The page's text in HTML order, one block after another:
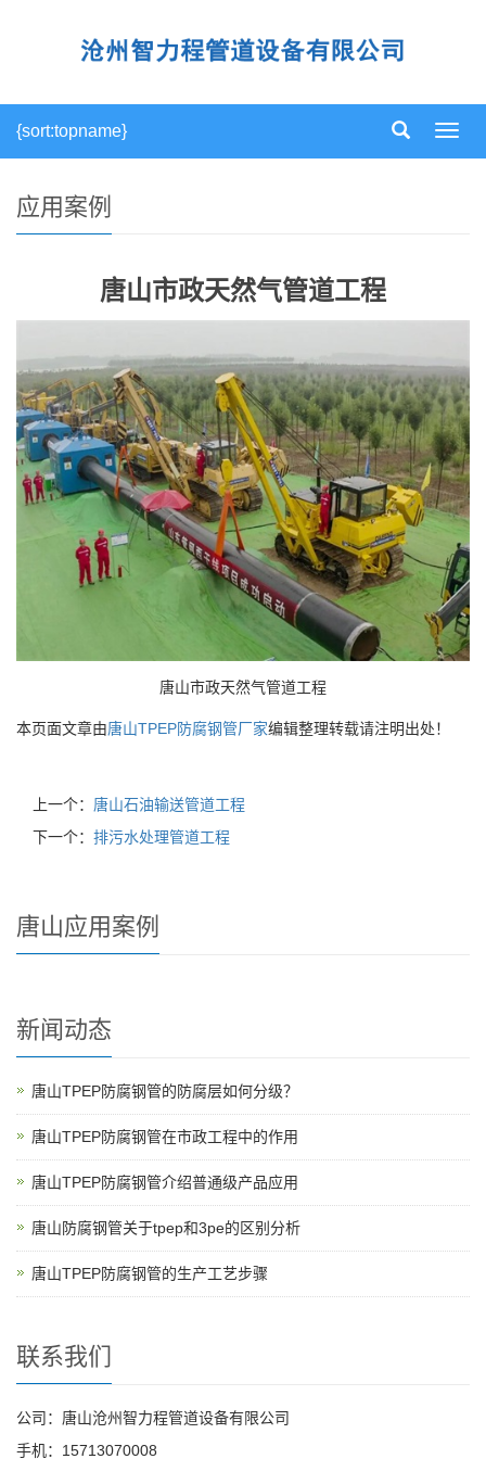
导
{sort:topname}
应用案例
唐山市政天然气管道工程
唐山市政天然气管道工程
本页面文章由唐山TPEP防腐钢管厂家编辑整理转载请注明出处！
上一个： 唐山石油输送管道工程
下一个： 排污水处理管道工程
唐山应用案例
新闻动态
唐山TPEP防腐钢管的防腐层如何分级？
唐山TPEP防腐钢管在市政工程中的作用
唐山TPEP防腐钢管介绍普通级产品应用
唐山防腐钢管关于tpep和3pe的区别分析
唐山TPEP防腐钢管的生产工艺步骤
联系我们
公司：唐山沧州智力程管道设备有限公司
手机：15713070008